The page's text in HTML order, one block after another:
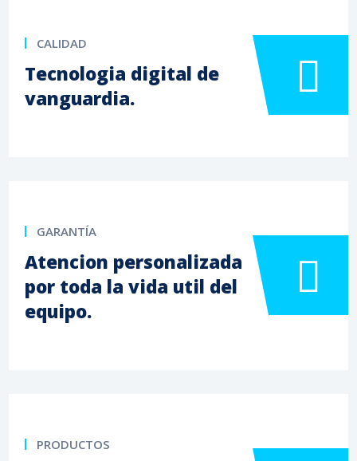
CALIDAD
Tecnologia digital de
vanguardia.
GARANTÍA
Atencion personalizada
por toda la vida util del
equipo.
PRODUCTOS